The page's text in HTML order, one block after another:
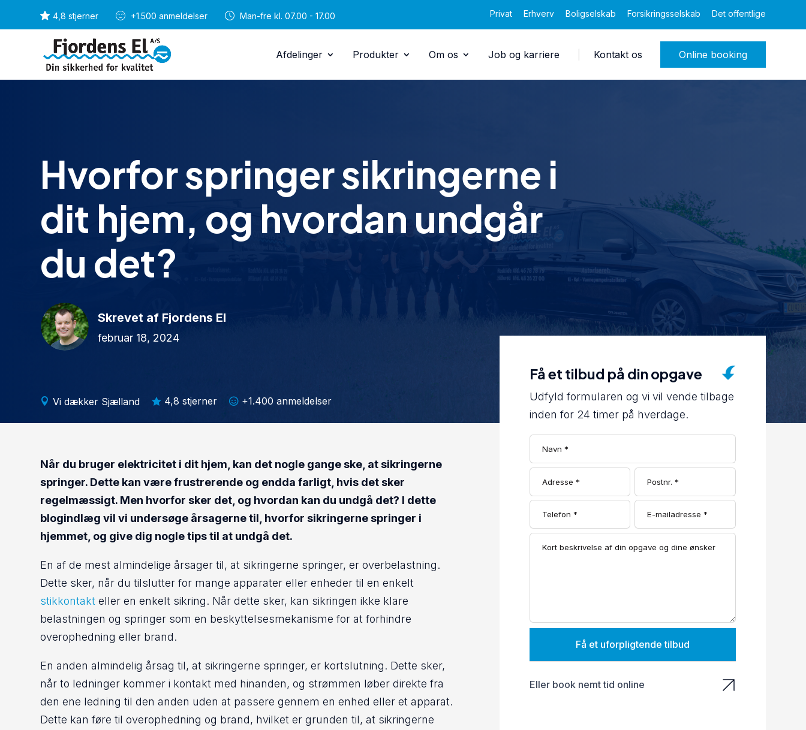
4,8 stjerner +1.500 anmeldelser Man-fre kl. 07.00 - 17.00 Privat Erhverv Boligselskab Forsikringsselskab Det offentlige
Afdelinger Produkter Om os Job og karriere Kontakt os Online booking
Hvorfor springer sikringerne i
dit hjem, og hvordan undgår
du det?
Skrevet af Fjordens El
februar 18, 2024
 Vi dækker Sjælland  4,8 stjerner  +1.400 anmeldelser
Når du bruger elektricitet i dit hjem, kan det nogle gange ske, at sikringerne
springer. Dette kan være frustrerende og endda farligt, hvis det sker
regelmæssigt. Men hvorfor sker det, og hvordan kan du undgå det? I dette
blogindlæg vil vi undersøge årsagerne til, hvorfor sikringerne springer i
hjemmet, og give dig nogle tips til at undgå det.
En af de mest almindelige årsager til, at sikringerne springer, er overbelastning.
Dette sker, når du tilslutter for mange apparater eller enheder til en enkelt
stikkontakt eller en enkelt sikring. Når dette sker, kan sikringen ikke klare
belastningen og springer som en beskyttelsesmekanisme for at forhindre
overophedning eller brand.
En anden almindelig årsag til, at sikringerne springer, er kortslutning. Dette sker,
når to ledninger kommer i kontakt med hinanden, og strømmen løber direkte fra
den ene ledning til den anden uden at passere gennem en enhed eller et apparat.
Dette kan føre til overophedning og brand, hvilket er grunden til, at sikringerne
Få et tilbud på din opgave
Udfyld formularen og vi vil vende tilbage
inden for 24 timer på hverdage.
Få et uforpligtende tilbud
Eller book nemt tid online